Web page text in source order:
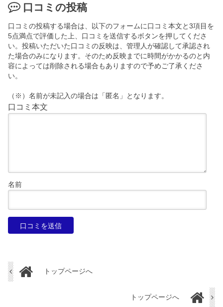
口コミの投稿
口コミの投稿する場合は、以下のフォームに口コミ本文と3項目を
5点満点で評価した上、口コミを送信するボタンを押してくださ
い。投稿いただいた口コミの反映は、管理人が確認して承認され
た場合のみになります。そのため反映までに時間がかかるのと内
容によっては削除される場合もありますので予めご了承くださ
い。
（※）名前が未記入の場合は「匿名」となります。
口コミ本文
名前
トップページへ
トップページへ